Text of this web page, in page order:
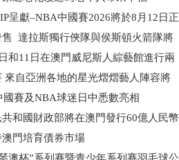
呈獻–NBA中國賽2026將於8月12日正
售 達拉斯獨行俠隊與侯斯頓火箭隊將
和11日在澳門威尼斯人綜藝館進行兩
來自亞洲各地的星光熠熠藝人陣容將
國賽及NBA球迷日中悉數亮相
和國財政部將在澳門發行60億人民幣
門培育債券市場